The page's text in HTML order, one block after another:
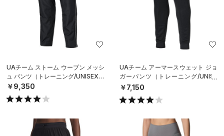
UAチーム ストーム ウーブン メッシ
ュ パンツ（トレーニング/UNISEX）
￥9,350
UAチーム アーマースウェット ジョ
ガーパンツ（トレーニング/UNISE
X）
￥7,150